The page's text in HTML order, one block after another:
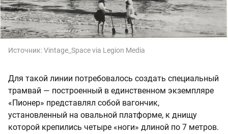
Источник:Vintage_Space via Legion Media
Для такой линии потребовалось создать специальный
трамвай — построенный в единственном экземпляре
«Пионер» представлял собой вагончик,
установленный на овальной платформе, к днищу
которой крепились четыре «ноги» длиной по 7 метров.